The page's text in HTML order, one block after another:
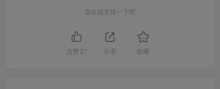
喜欢就支持一下吧
点赞 27 分享 收藏